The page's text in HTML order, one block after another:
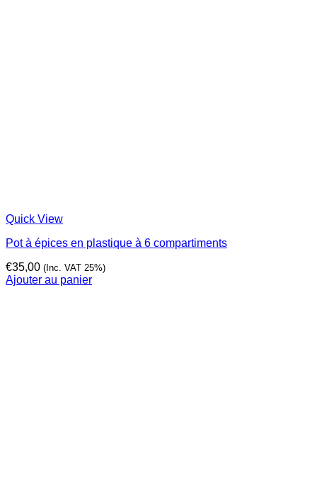
Quick View
Pot à épices en plastique à 6 compartiments
€35,00 (Inc. VAT 25%)
Ajouter au panier